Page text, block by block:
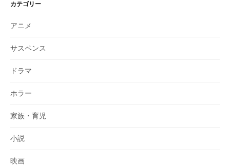
カテゴリー
アニメ
サスペンス
ドラマ
ホラー
家族・育児
小説
映画